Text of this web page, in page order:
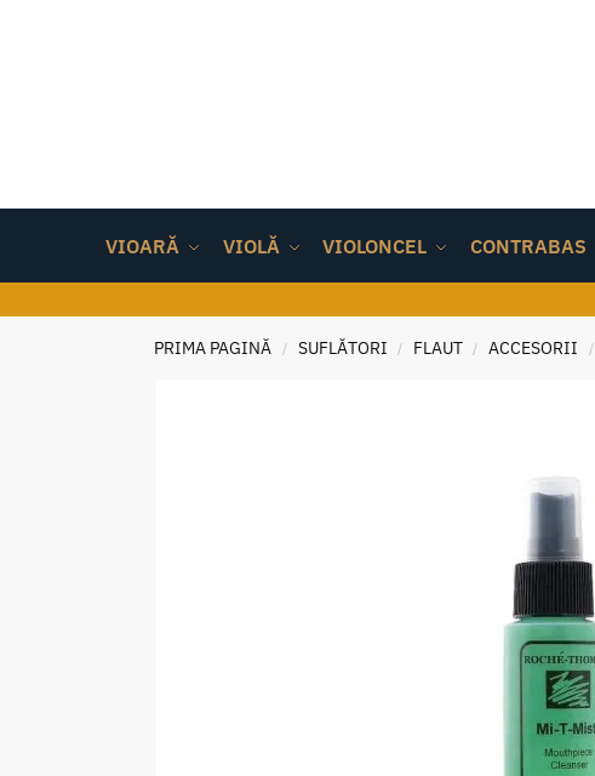
VIOARĂ VIOLĂ VIOLONCEL CONTRABAS
PRIMA PAGINĂ / SUFLĂTORI / FLAUT / ACCESORII /